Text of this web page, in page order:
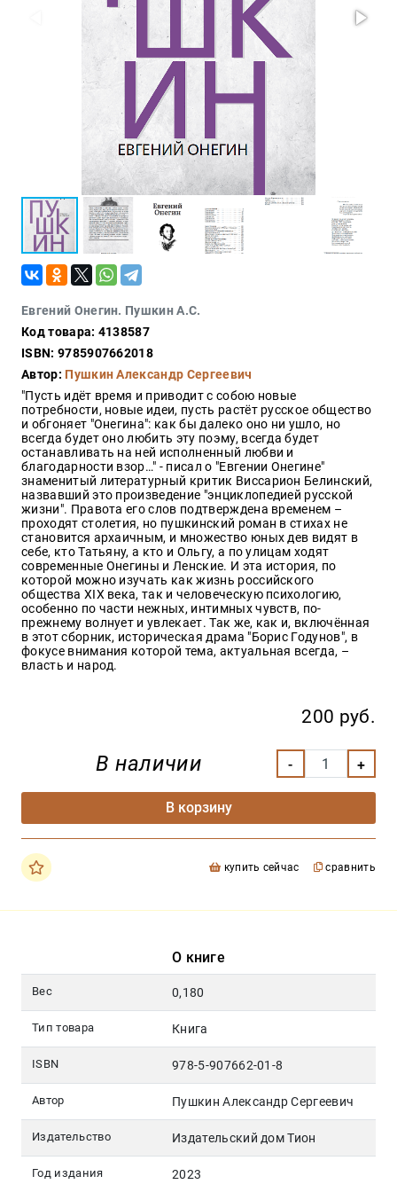
Евгений Онегин. Пушкин А.С.
Код товара: 4138587
ISBN: 9785907662018
Автор: Пушкин Александр Сергеевич
"Пусть идёт время и приводит с собою новые
потребности, новые идеи, пусть растёт русское общество
и обгоняет "Онегина": как бы далеко оно ни ушло, но
всегда будет оно любить эту поэму, всегда будет
останавливать на ней исполненный любви и
благодарности взор…" - писал о "Евгении Онегине"
знаменитый литературный критик Виссарион Белинский,
назвавший это произведение "энциклопедией русской
жизни". Правота его слов подтверждена временем –
проходят столетия, но пушкинский роман в стихах не
становится архаичным, и множество юных дев видят в
себе, кто Татьяну, а кто и Ольгу, а по улицам ходят
современные Онегины и Ленские. И эта история, по
которой можно изучать как жизнь российского
общества XIX века, так и человеческую психологию,
особенно по части нежных, интимных чувств, по-
прежнему волнует и увлекает. Так же, как и, включённая
в этот сборник, историческая драма "Борис Годунов", в
фокусе внимания которой тема, актуальная всегда, –
власть и народ.
200 руб.
В наличии
В корзину
купить сейчас сравнить
О книге
Вес 0,180
Тип товара Книга
ISBN 978-5-907662-01-8
Автор Пушкин Александр Сергеевич
Издательство Издательский дом Тион
Год издания 2023
непознанное
Конспирология
Политика
Религия
Туризм
Разное
Кухня,
гастрономия,
кулинария
Закон
Красота
и
здоровье
Оптовикам
Авторам
Контакты
Мероприятия
+7(499)
350-17-
magazin.ru